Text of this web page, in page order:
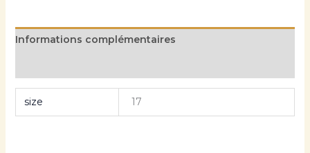
Informations complémentaires
size 17